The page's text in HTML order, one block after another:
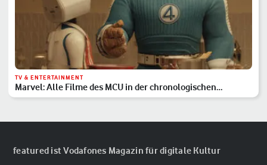
TV & ENTERTAINMENT
Marvel: Alle Filme des MCU in der chronologischen
Reihenfolge
featured ist Vodafones Magazin für digitale Kultur